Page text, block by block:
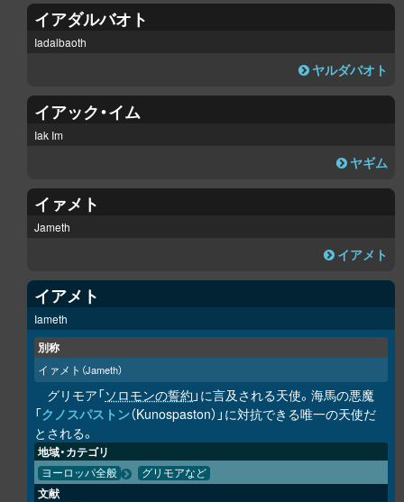
イアダルバオト
Iadalbaoth
ヤルダバオト
イアック・イム
Iak Im
ヤギム
イァメト
Jameth
イアメト
イアメト
Iameth
別称
イァメト （Jameth）
グリモア「ソロモンの誓約 」に言及される天使。海馬の悪魔
「クノスパストン（Kunospaston）」に対抗できる唯一の天使だ
とされる。
地域・カテゴリ
ヨーロッパ全般 グリモアなど
文献